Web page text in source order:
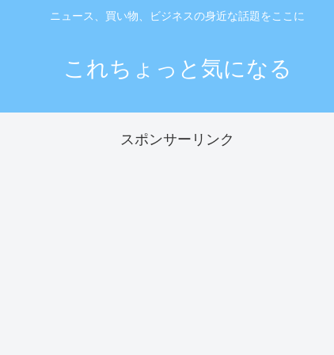
ニュース、買い物、ビジネスの身近な話題をここに
これちょっと気になる
スポンサーリンク